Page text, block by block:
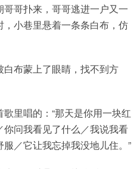
哥扑来，哥哥逃进一户又一
小巷里悬着一条条白布，仿
布蒙上了眼睛，找不到方
里唱的：“那天是你用一块红
问我看见了什么／我说我看
／它让我忘掉我没地儿住。”